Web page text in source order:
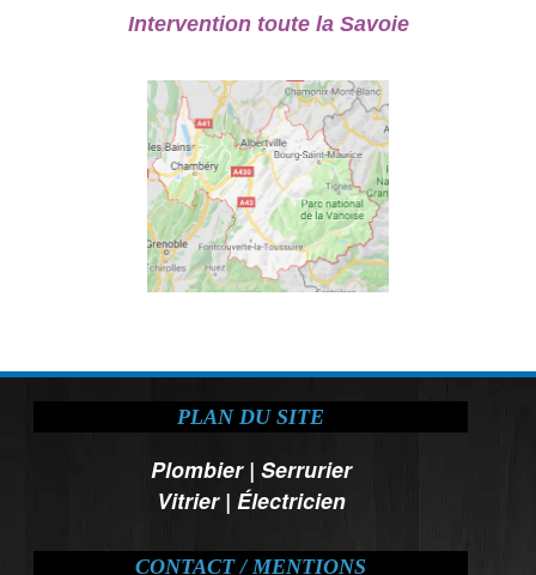
Intervention toute la Savoie
PLAN DU SITE
Plombier| Serrurier
Vitrier| Électricien
CONTACT / MENTIONS